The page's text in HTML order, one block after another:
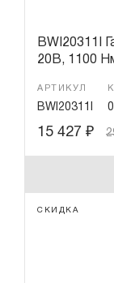
BWI20311I
20В, 1100
АРТИКУЛ
BWI20311I
15 427 ₽
СКИДКА